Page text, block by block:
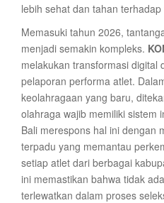
lebih sehat dan tahan
Memasuki tahun 2026,
menjadi semakin kompleks.
melakukan transformasi digital
pelaporan performa atlet.
keolahragaan yang baru,
olahraga wajib memiliki sistem
Bali merespons hal ini dengan
terpadu yang memantau
setiap atlet dari berbagai
ini memastikan bahwa tidak
terlewatkan dalam proses